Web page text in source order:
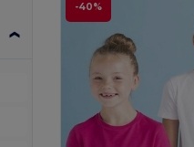
-40%